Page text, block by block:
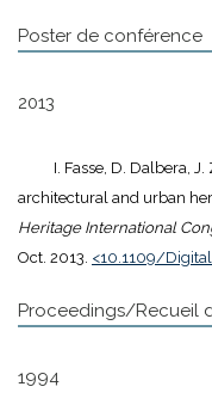
Poster de conférence
2013
I. Fasse, D. Dalbera,
architectural and urban
Heritage International
Oct. 2013. <10.1109/
Proceedings/Recueil
1994